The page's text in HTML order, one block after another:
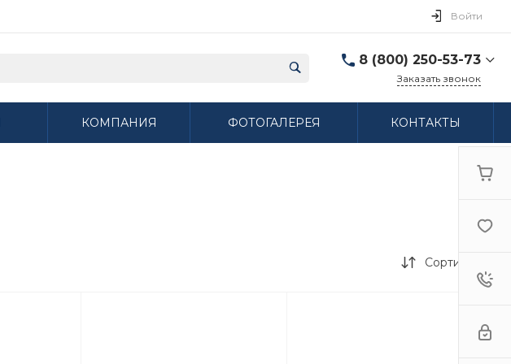
Войти
8 (800) 250-53-73
г. Нижний Новгород,
Заказать звонок
КОМПАНИЯ ФОТОГАЛЕРЕЯ КОНТАКТЫ
Сортировка